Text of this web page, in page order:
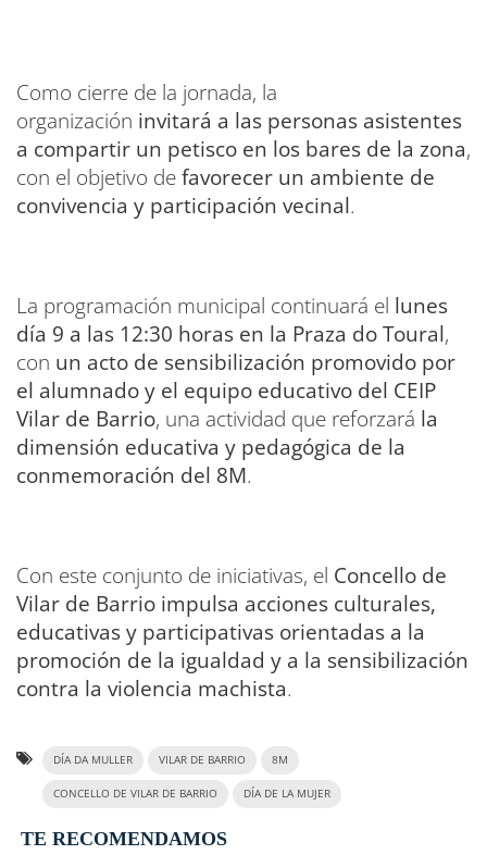
Como cierre de la jornada, la
organización invitará a las personas asistentes
a compartir un petisco en los bares de la zona,
con el objetivo defavorecer un ambiente de
convivencia y participación vecinal.
La programación municipal continuará el lunes
día 9 a las 12:30 horas en la Praza do Toural,
con un acto de sensibilización promovido por
el alumnado y el equipo educativo del CEIP
Vilar de Barrio, una actividad que reforzará la
dimensión educativa y pedagógica de la
conmemoración del 8M.
Con este conjunto de iniciativas, el Concello de
Vilar de Barrio impulsa acciones culturales,
educativas y participativas orientadas a la
promoción de la igualdad y a la sensibilización
contra la violencia machista.
DÍA DA MULLER VILAR DE BARRIO 8M
CONCELLO DE VILAR DE BARRIO DÍA DE LA MUJER
TE RECOMENDAMOS